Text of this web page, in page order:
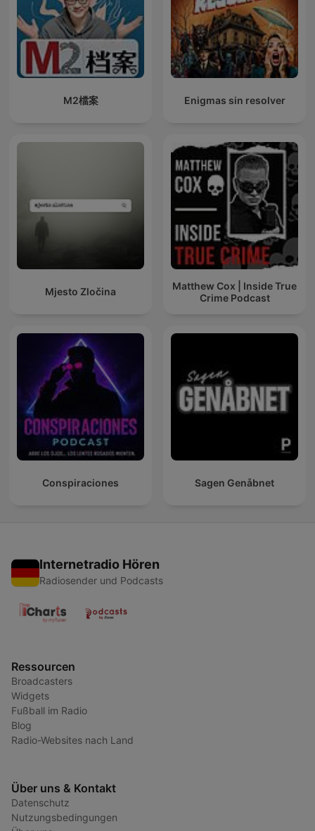
M2檔案 Enigmas sin resolver
Mjesto Zločina
Matthew Cox | Inside True
Crime Podcast
Conspiraciones Sagen Genåbnet
Internetradio Hören
Radiosender und Podcasts
Ressourcen
Broadcasters
Widgets
Fußball im Radio
Blog
Radio-Websites nach Land
Über uns & Kontakt
Datenschutz
Nutzungsbedingungen